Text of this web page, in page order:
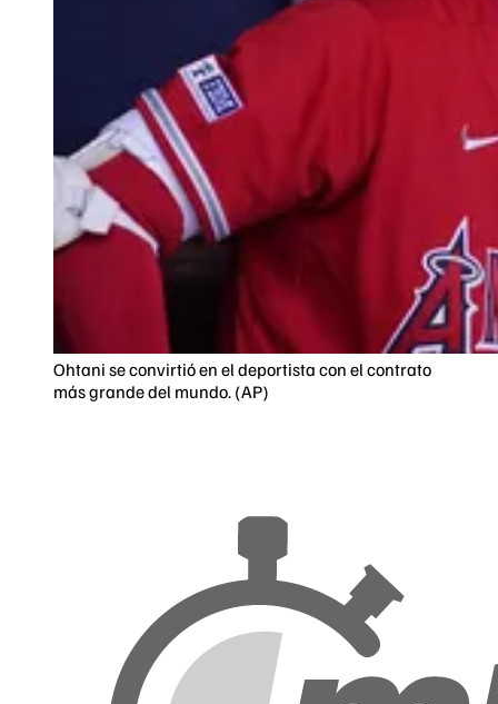
Ohtani se convirtió en el deportista con el contrato
más grande del mundo. (AP)